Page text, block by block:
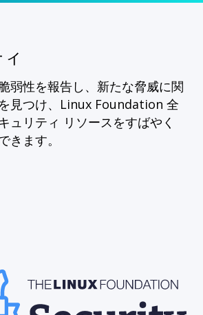
弱性を報告し、新たな脅威に関
見つけ、Linux Foundation 全
ュリティ リソースをすばやく
きます。